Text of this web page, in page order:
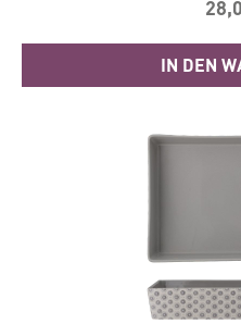
sehen lassen können.
jeden Bäckers. Durchmesser außen: 21.7
cmDurchmesser innen:
Ihr Produkt von Le
beste Ergebnisse sollten
IN DEN